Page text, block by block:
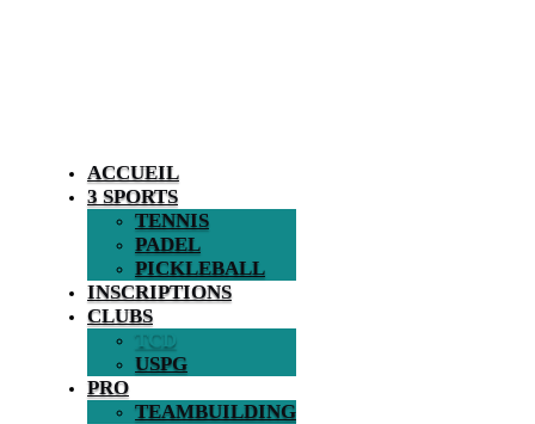
ACCUEIL
3 SPORTS
TENNIS
PADEL
PICKLEBALL
INSCRIPTIONS
CLUBS
TCD
USPG
PRO
TEAMBUILDING